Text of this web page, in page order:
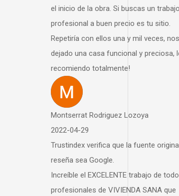
el inicio de la obra. Si buscas un trabajo
profesional a buen precio es tu sitio.
Repetiría con ellos una y mil veces, nos han
dejado una casa funcional y preciosa, los
recomiendo totalmente!
Montserrat Rodriguez Lozoya
Trustindex verifica que la fuente original de la
reseña sea Google.
Increíble el EXCELENTE trabajo de todos los
profesionales de VIVIENDA SANA que